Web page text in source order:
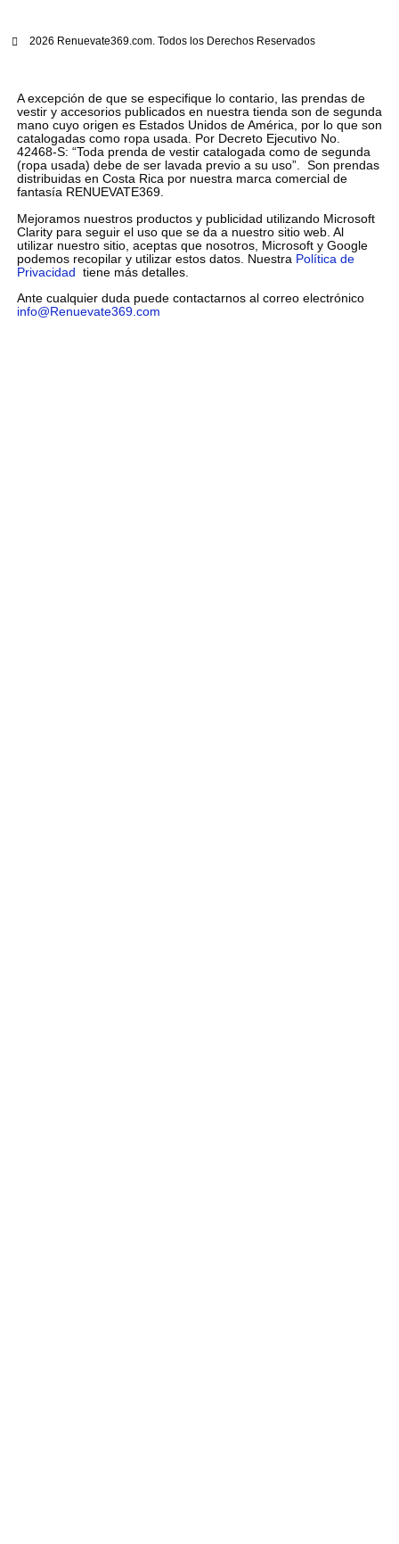
2026 Renuevate369.com. Todos los Derechos Reservados
A excepción de que se especifique lo contario, las prendas de
vestir y accesorios publicados en nuestra tienda son de segunda
mano cuyo origen es Estados Unidos de América, por lo que son
catalogadas como ropa usada. Por Decreto Ejecutivo No.
42468-S: “Toda prenda de vestir catalogada como de segunda
(ropa usada) debe de ser lavada previo a su uso”. Son prendas
distribuidas en Costa Rica por nuestra marca comercial de
fantasía RENUEVATE369.
Mejoramos nuestros productos y publicidad utilizando Microsoft
Clarity para seguir el uso que se da a nuestro sitio web. Al
utilizar nuestro sitio, aceptas que nosotros, Microsoft y Google
podemos recopilar y utilizar estos datos. Nuestra Política de
Privacidad tiene más detalles.
Ante cualquier duda puede contactarnos al correo electrónico
info@Renuevate369.com